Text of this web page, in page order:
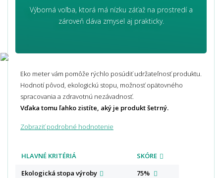
Výborná voľba, ktorá má nízku záťaž na prostredí a
zároveň dáva zmysel aj prakticky.
Eko meter vám pomôže rýchlo posúdiť udržateľnosť produktu.
Hodnotí pôvod, ekologickú stopu, možnosť opätovného
spracovania a zdravotnú nezávadnosť.
Vďaka tomu ľahko zistíte, aký je produkt šetrný.
Zobraziť podrobné hodnotenie
HLAVNÉ KRITÉRIÁ
SKÓRE
Ekologická stopa výroby
75%